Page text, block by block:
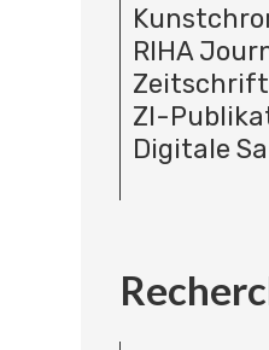
RIHA
ZI-
Digitale